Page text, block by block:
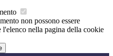
non possono essere
nella pagina della cookie